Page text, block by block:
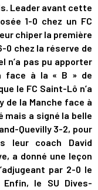
Leader avant cette
1-0 chez un FC
chiper la première
0 chez la réserve de
n’a pas pu apporter
face à la « B » de
le FC Saint-Lô n’a
de la Manche face à
mais a signé la belle
Quevilly 3-2, pour
leur coach David
a donné une leçon
par 2-0 le
Enfin, le SU Dives-